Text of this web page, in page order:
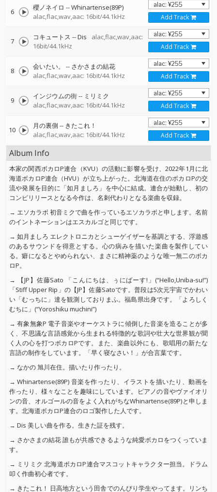
6 櫻ノネイロ --Whinartense(89P)
alac,flac,wav,aac: 16bit/44.1kHz
Add Track
7 コキュートス --Dis
alac,flac,wav,aac:
16bit/44.1kHz
Add Track
8 会いたい。 -- さかさまの結花
alac,flac,wav,aac: 16bit/44.1kHz
Add Track
9 インジウムの街-- ミリミク
alac,flac,wav,aac: 16bit/44.1kHz
Add Track
10 月の裏側 -- きたこれ！
alac,flac,wav,aac: 16bit/44.1kHz
Add Track
Album Info
本家の関西ボカロP連合（KVU）の活動に影響を受け、2022年1月に北
海道ボカロP連合（HVU）が立ち上がった。北海道在住のボカロPの交
流や発展を目的に「如月ましろ」を中心に結成。連合が始動し、初の
コンピリリースとなる今作は、名刺代わりとなる楽曲を収録。
→ エソカラボ 初音ミクで曲を作っているエソカラボと申します。名前
のイントネーションはエスカルゴと同じです。
→ 如月ましろ エレクトロニカとシューゲイザーを基調とする、浮遊感
のあるサウンドを得意とする。心の病みを描いた楽曲を製作してい
る。癖になるとやめられない、まさに精神薬のような唯一無二のボカ
ロP。
→ 【JP】佐藤Sato 「こんにちは、ぅにばーす!」(“Hello,Uniba-su!”)
「Stiff Upper Rip」の【JP】佐藤Satoです。普段は5次元宇宙でかわい
い「むっちに」達を観測しておりまふ。福島県出身です。「よろしく
むちに」(“Yoroshiku muchini”)
→ 有象無象P 電子音楽やオーケストラに傾倒した音楽を造ることが多
く、不思議な言語感覚から生まれる特徴的な歌詞や壮大な世界観が聞
く人の心を打つボカロPです。また、楽曲以外にも、歌唱用の新たな
言語の制作をしています。「早く寝なさい！」が合言葉です。
→ なかの 旭川在住。描いたり作ったり。
→ Whinartense(89P) 音楽を作ったり、イラストを描いたり、動画を
作ったり、様々なことを趣味にしています。ピアノの音やヴァイオリ
ンの音、オルゴールの音をよく入れがちなWhinartense(89P)と申しま
す。北海道ボカロP連合のロゴ製作した人です。
→ Dis 美しい曲を作る。生きた証を残す。
→ さかさまの結花 誰もが共感できるような純愛ボカロをつくっていま
す。
→ ミリミク 北海道ボカロP連合マスコットキャラクター担当。ドラム
叩く作曲初心者です。
→ きたこれ！ 日高地方という田舎でのんびり学生やってます。リンち